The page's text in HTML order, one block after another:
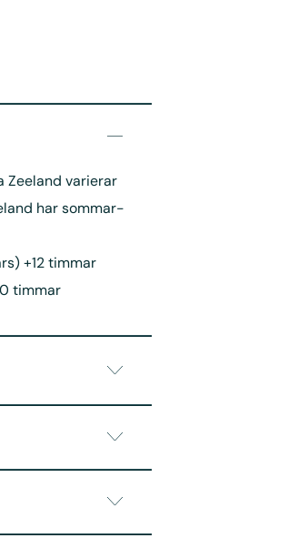
Zeeland varierar
har sommar-
+12 timmar
timmar